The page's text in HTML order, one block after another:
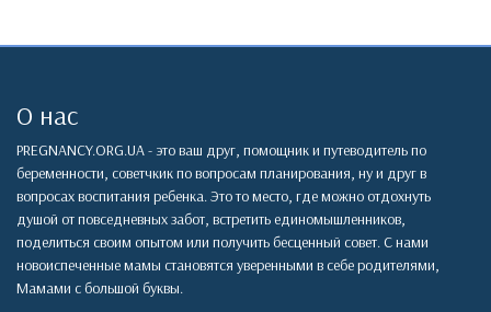
О нас
PREGNANCY.ORG.UA - это ваш друг, помощник и путеводитель по
беременности, советчкик по вопросам планирования, ну и друг в
вопросах воспитания ребенка. Это то место, где можно отдохнуть
душой от повседневных забот, встретить единомышленников,
поделиться своим опытом или получить бесценный совет. С нами
новоиспеченные мамы становятся уверенными в себе родителями,
Мамами с большой буквы.